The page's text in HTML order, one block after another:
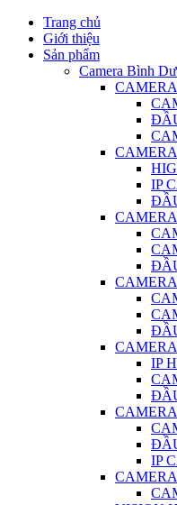
Trang chủ
Giới thiệu
Sản phẩm
Camera Bình
IP
IP
IP